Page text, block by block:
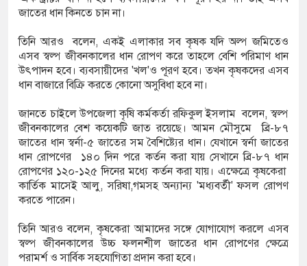
জাতের ধান কিনতে চান না।
তিনি আরও বলেন, একই এলাকার সব কৃষক যদি অল্প জমিতেও
এসব স্বল্প জীবনকালের ধান রোপণ করে তাহলে বেশি পরিমাণ ধান
উৎপাদন হবে। ব্যবসায়ীদের 'খল'ও পূরণ হবে। তখন কৃষকদের এসব
ধান বাজারে বিক্রি করতে কোনো অসুবিধা হবে না।
জানতে চাইলে উপজেলা কৃষি কর্মকর্তা রফিকুল ইসলাম বলেন, স্বল্প
জীবনকালের বেশ কয়েকটি জাত রয়েছে। আমন মৌসুমে ব্রি-৮৭
জাতের ধান স্বর্না-৫ জাতের সম বৈশিষ্ট্যের ধান। যেখানে স্বর্না জাতের
ধান রোপণের ১৪০ দিন পরে কর্তন করা যায় সেখানে ব্রি-৮৭ ধান
রোপণের ১২০-১২৫ দিনের মধ্যে কর্তন করা যায়। এক্ষেত্রে কৃষকেরা
কার্তিক মাসেই আলু, সরিষা,গমসহ অন্যান্য 'মধ্যবর্তী' ফসল রোপণ
করতে পারেন।
তিনি আরও বলেন, কৃষকেরা আমাদের সঙ্গে যোগাযোগ করলে এসব
স্বল্প জীবনকালের উচ্চ ফলনশীল জাতের ধান রোপণের ক্ষেত্রে
পরামর্শ ও সার্বিক সহযোগিতা প্রদান করা হবে।